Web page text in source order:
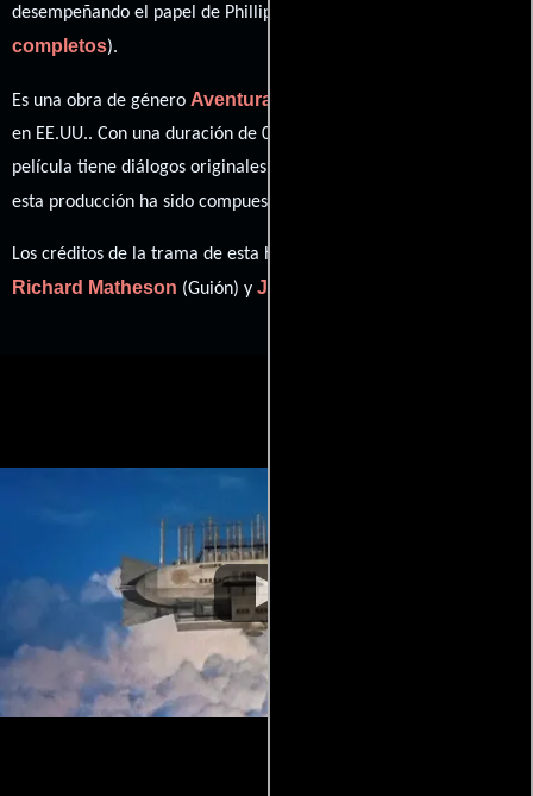
desempeñando el papel de Phillip Evans (
completos).
Es una obra de género Aventura
en EE.UU.. Con una duración de 01 hr 42 min (102 minutos), esta
película tiene diálogos originales en
esta producción ha sido compuesta por
Los créditos de la trama de esta historia están divididos entre
Richard Matheson (Guión) y Jules Verne